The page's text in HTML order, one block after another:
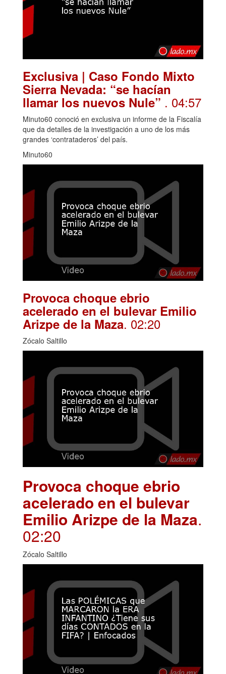
Exclusiva | Caso Fondo Mixto
Sierra Nevada: “se hacían
llamar los nuevos Nule” . 04:57
Minuto60 conoció en exclusiva un informe de la Fiscalía
que da detalles de la investigación a uno de los más
grandes ‘contrataderos’ del país.
Minuto60
Provoca choque ebrio
acelerado en el bulevar Emilio
Arizpe de la Maza. 02:20
Zócalo Saltillo
Provoca choque ebrio
acelerado en el bulevar
Emilio Arizpe de la Maza.
02:20
Zócalo Saltillo